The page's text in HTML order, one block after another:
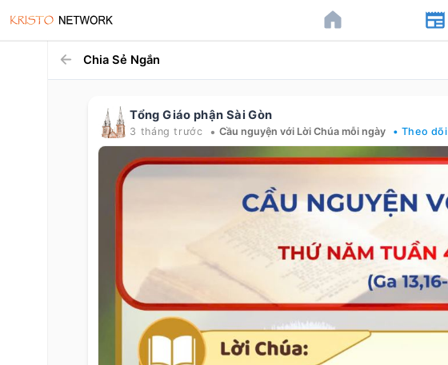
Chia Sẻ Ngắn
Tổng Giáo phận Sài Gòn
3 tháng trước • Cầu nguyện với Lời Chúa mỗi ngày • Theo dõi